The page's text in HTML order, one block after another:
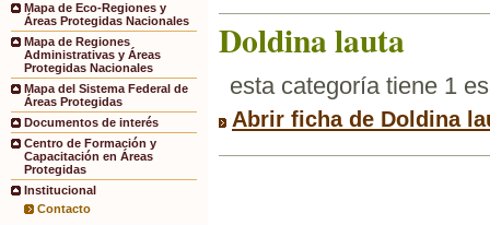
Mapa de Eco-Regiones y
Áreas Protegidas Nacionales
Mapa de Regiones
Administrativas y Áreas
Protegidas Nacionales
Mapa del Sistema Federal de
Áreas Protegidas
Documentos de interés
Centro de Formación y
Capacitación en Áreas
Protegidas
Institucional
Contacto
Doldina lauta
esta categoría tiene 1
Abrir ficha de Doldina